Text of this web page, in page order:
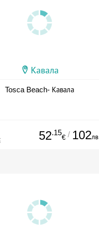
Кавала
Tosca Beach- Кавала
52.15
€ / 102лв.